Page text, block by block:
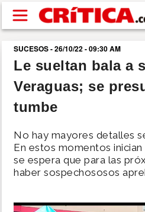
Pasar al contenido principal
buscar
SUCESOS
POLÍTICA
SUCESOS - 26/10/22 - 09:30 AM
Le sueltan bala a
Veraguas; se
tumbe
No hay mayores detalles
En estos momentos
se espera que para las
haber sospechososos